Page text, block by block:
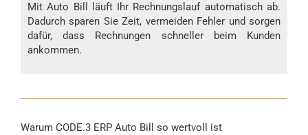
Mit Auto Bill läuft Ihr Rechnungslauf automatisch ab.
Dadurch sparen Sie Zeit, vermeiden Fehler und sorgen
dafür, dass Rechnungen schneller beim Kunden
ankommen.
Warum CODE.3 ERP Auto Bill so wertvoll ist